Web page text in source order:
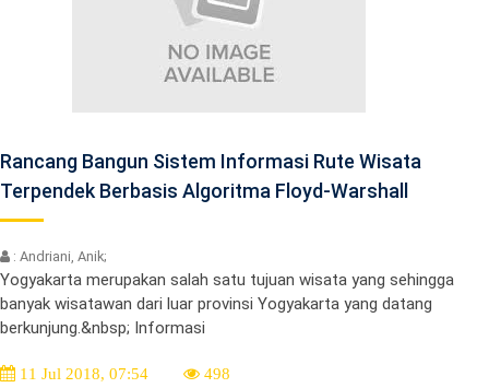
Rancang Bangun Sistem Informasi Rute Wisata
Terpendek Berbasis Algoritma Floyd-Warshall
: Andriani, Anik;
Yogyakarta merupakan salah satu tujuan wisata yang sehingga
banyak wisatawan dari luar provinsi Yogyakarta yang datang
berkunjung.&nbsp; Informasi
11 Jul 2018, 07:54 498